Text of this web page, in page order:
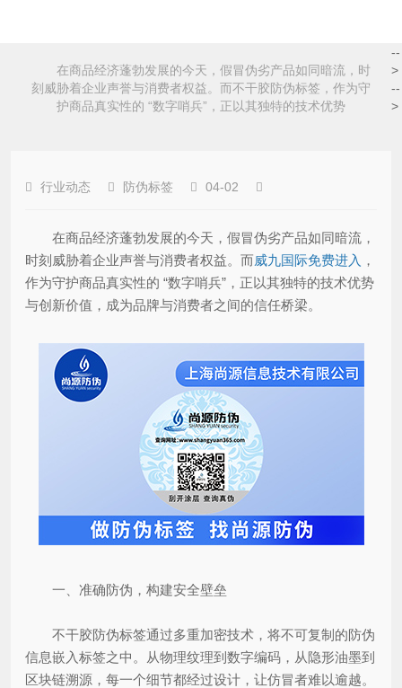
在商品经济蓬勃发展的今天，假冒伪劣产品如同暗流，时
刻威胁着企业声誉与消费者权益。而不干胶防伪标签，作为守
护商品真实性的 “数字哨兵”，正以其独特的技术优势
行业动态 防伪标签 04-02
在商品经济蓬勃发展的今天，假冒伪劣产品如同暗流，
时刻威胁着企业声誉与消费者权益。而威九国际免费进入 ，
作为守护商品真实性的 “数字哨兵”，正以其独特的技术优势
与创新价值，成为品牌与消费者之间的信任桥梁。
一、准确防伪，构建安全壁垒
不干胶防伪标签通过多重加密技术，将不可复制的防伪
信息嵌入标签之中。从物理纹理到数字编码，从隐形油墨到
区块链溯源，每一个细节都经过设计，让仿冒者难以逾越。
--
>
--
>